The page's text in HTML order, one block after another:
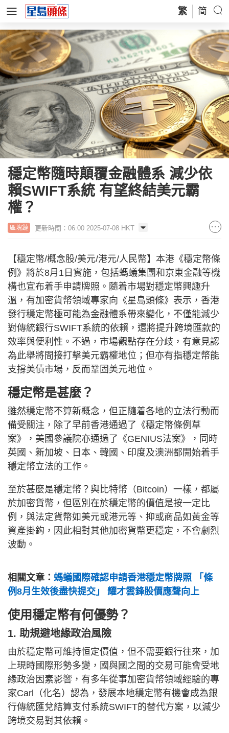
繁 简
穩定幣隨時顛覆金融體系 減少依
賴SWIFT系統 有望終結美元霸
權？
區塊鏈 更新時間：06:00 2025-07-08 HKT
【穩定幣/概念股/美元/港元/人民幣】本港《穩定幣條
例》將於8月1日實施，包括螞蟻集團和京東金融等機
構也宣布着手申請牌照。隨着市場對穩定幣興趣升
溫，有加密貨幣領域專家向《星島頭條》表示，香港
發行穩定幣極可能為金融體系帶來變化，不僅能減少
對傳統銀行SWIFT系統的依賴，還將提升跨境匯款的
效率與便利性。不過，市場觀點存在分歧，有意見認
為此舉將間接打擊美元霸權地位；但亦有指穩定幣能
支撐美債市場，反而鞏固美元地位。
穩定幣是甚麼？
雖然穩定幣不算新概念，但正隨着各地的立法行動而
備受關注，除了早前香港通過了《穩定幣條例草
案》，美國參議院亦通過了《GENIUS法案》，同時
英國、新加坡、日本、韓國、印度及澳洲都開始着手
穩定幣立法的工作。
至於甚麼是穩定幣？與比特幣（Bitcoin）一樣，都屬
於加密貨幣，但區別在於穩定幣的價值是按一定比
例，與法定貨幣如美元或港元等、抑或商品如黃金等
資產掛鈎，因此相對其他加密貨幣更穩定，不會劇烈
波動。
相關文章： 螞蟻國際確認申請香港穩定幣牌照 「條
例8月生效後盡快提交」 耀才雲鋒股價應聲向上
使用穩定幣有何優勢？
1. 助規避地緣政治風險
由於穩定幣可維持恒定價值，但不需要銀行往來，加
上現時國際形勢多變，國與國之間的交易可能會受地
緣政治因素影響，有多年從事加密貨幣領域經驗的專
家Carl（化名）認為，發展本地穩定幣有機會成為銀
行傳統匯兌結算支付系統SWIFT的替代方案，以減少
跨境交易對其依賴。